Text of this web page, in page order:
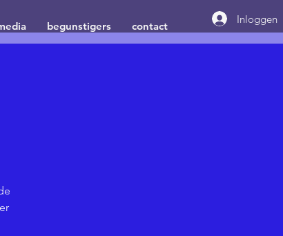
begunstigers contact
Inloggen